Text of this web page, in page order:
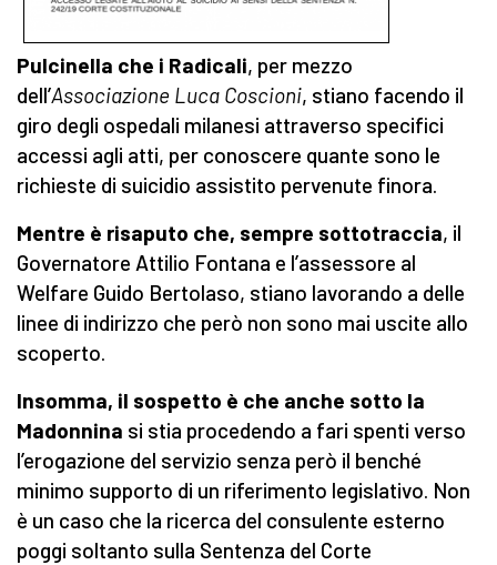
Pulcinella che i Radicali, per mezzo
dell’Associazione Luca Coscioni, stiano facendo il
giro degli ospedali milanesi attraverso specifici
accessi agli atti, per conoscere quante sono le
richieste di suicidio assistito pervenute finora.
Mentre è risaputo che, sempre sottotraccia, il
Governatore Attilio Fontana e l’assessore al
Welfare Guido Bertolaso, stiano lavorando a delle
linee di indirizzo che però non sono mai uscite allo
scoperto.
Insomma, il sospetto è che anche sotto la
Madonnina si stia procedendo a fari spenti verso
l’erogazione del servizio senza però il benché
minimo supporto di un riferimento legislativo. Non
è un caso che la ricerca del consulente esterno
poggi soltanto sulla Sentenza del Corte